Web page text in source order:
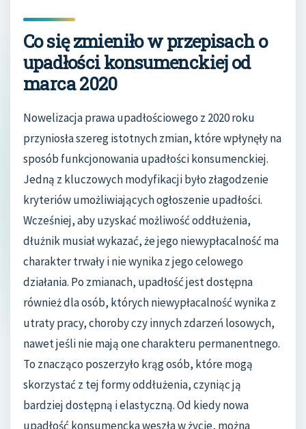
Co się zmieniło w przepisach o
upadłości konsumenckiej od
marca 2020
Nowelizacja prawa upadłościowego z 2020 roku
przyniosła szereg istotnych zmian, które wpłynęły na
sposób funkcjonowania upadłości konsumenckiej.
Jedną z kluczowych modyfikacji było złagodzenie
kryteriów umożliwiających ogłoszenie upadłości.
Wcześniej, aby uzyskać możliwość oddłużenia,
dłużnik musiał wykazać, że jego niewypłacalność ma
charakter trwały i nie wynika z jego celowego
działania. Po zmianach, upadłość jest dostępna
również dla osób, których niewypłacalność wynika z
utraty pracy, choroby czy innych zdarzeń losowych,
nawet jeśli nie mają one charakteru permanentnego.
To znacząco poszerzyło krąg osób, które mogą
skorzystać z tej formy oddłużenia, czyniąc ją
bardziej dostępną i elastyczną. Od kiedy nowa
upadłość konsumencka weszła w życie, można